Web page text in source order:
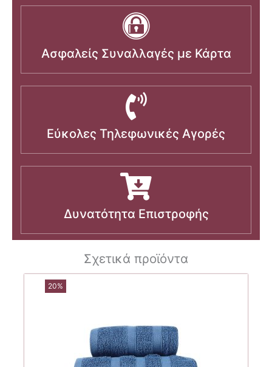
Ασφαλείς Συναλλαγές με Κάρτα
Εύκολες Τηλεφωνικές Αγορές
Δυνατότητα Επιστροφής
Σχετικά προϊόντα
20%